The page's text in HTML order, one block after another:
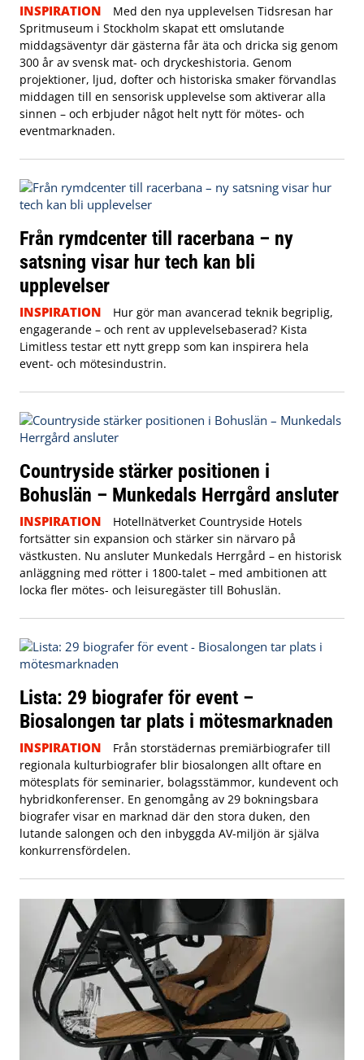
INSPIRATION
Med den nya upplevelsen Tidsresan har
Spritmuseum i Stockholm skapat ett omslutande
middagsäventyr där gästerna får äta och dricka sig genom
300 år av svensk mat- och dryckeshistoria. Genom
projektioner, ljud, dofter och historiska smaker förvandlas
middagen till en sensorisk upplevelse som aktiverar alla
sinnen – och erbjuder något helt nytt för mötes- och
eventmarknaden.
Från rymdcenter till racerbana – ny
satsning visar hur tech kan bli
upplevelser
INSPIRATION
Hur gör man avancerad teknik begriplig,
engagerande – och rent av upplevelsebaserad? Kista
Limitless testar ett nytt grepp som kan inspirera hela
event- och mötesindustrin.
Countryside stärker positionen i
Bohuslän – Munkedals Herrgård ansluter
INSPIRATION
Hotellnätverket Countryside Hotels
fortsätter sin expansion och stärker sin närvaro på
västkusten. Nu ansluter Munkedals Herrgård – en historisk
anläggning med rötter i 1800-talet – med ambitionen att
locka fler mötes- och leisuregäster till Bohuslän.
Lista: 29 biografer för event –
Biosalongen tar plats i mötesmarknaden
INSPIRATION
Från storstädernas premiärbiografer till
regionala kulturbiografer blir biosalongen allt oftare en
mötesplats för seminarier, bolagsstämmor, kundevent och
hybridkonferenser. En genomgång av 29 bokningsbara
biografer visar en marknad där den stora duken, den
lutande salongen och den inbyggda AV-miljön är själva
konkurrensfördelen.